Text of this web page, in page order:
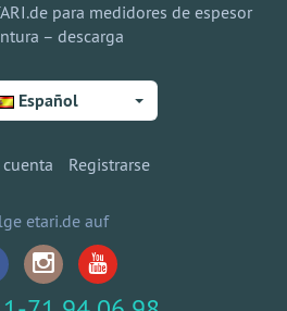
para medidores de espesor
– descarga
Español
cuenta Registrarse
etari.de auf